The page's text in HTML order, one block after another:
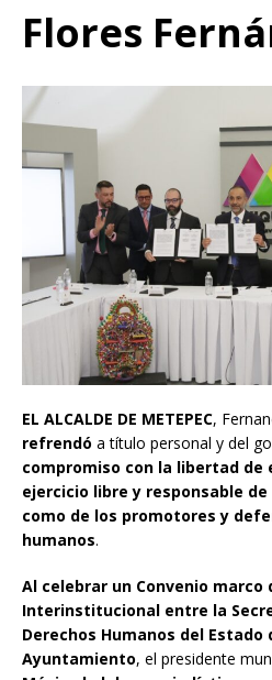
Flores
EL ALCALDE DE METEPEC,
refrendó a título personal y del
compromiso con la libertad de
ejercicio libre y responsable
como de los promotores y
humanos.
Al celebrar un Convenio marco
Interinstitucional entre la
Derechos Humanos del Estado
Ayuntamiento, el presidente